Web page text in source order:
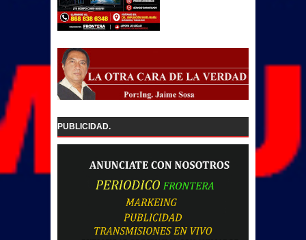
PUBLICIDAD.